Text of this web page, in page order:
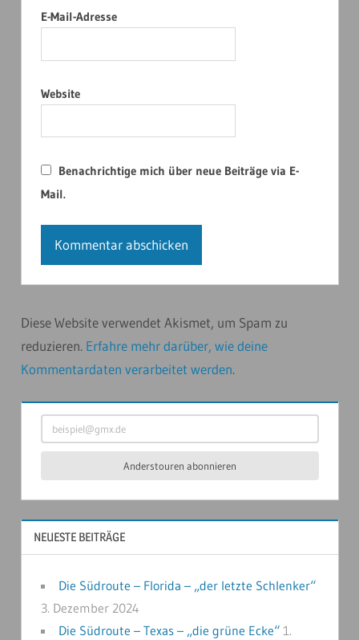
E-Mail-Adresse
Website
Benachrichtige mich über neue Beiträge via E-
Mail.
Diese Website verwendet Akismet, um Spam zu
reduzieren. Erfahre mehr darüber, wie deine
Kommentardaten verarbeitet werden.
beispiel@gmx.de
Anderstouren abonnieren
NEUESTE BEITRÄGE
Die Südroute – Florida – „der letzte Schlenker“
3. Dezember 2024
Die Südroute – Texas – „die grüne Ecke“ 1.